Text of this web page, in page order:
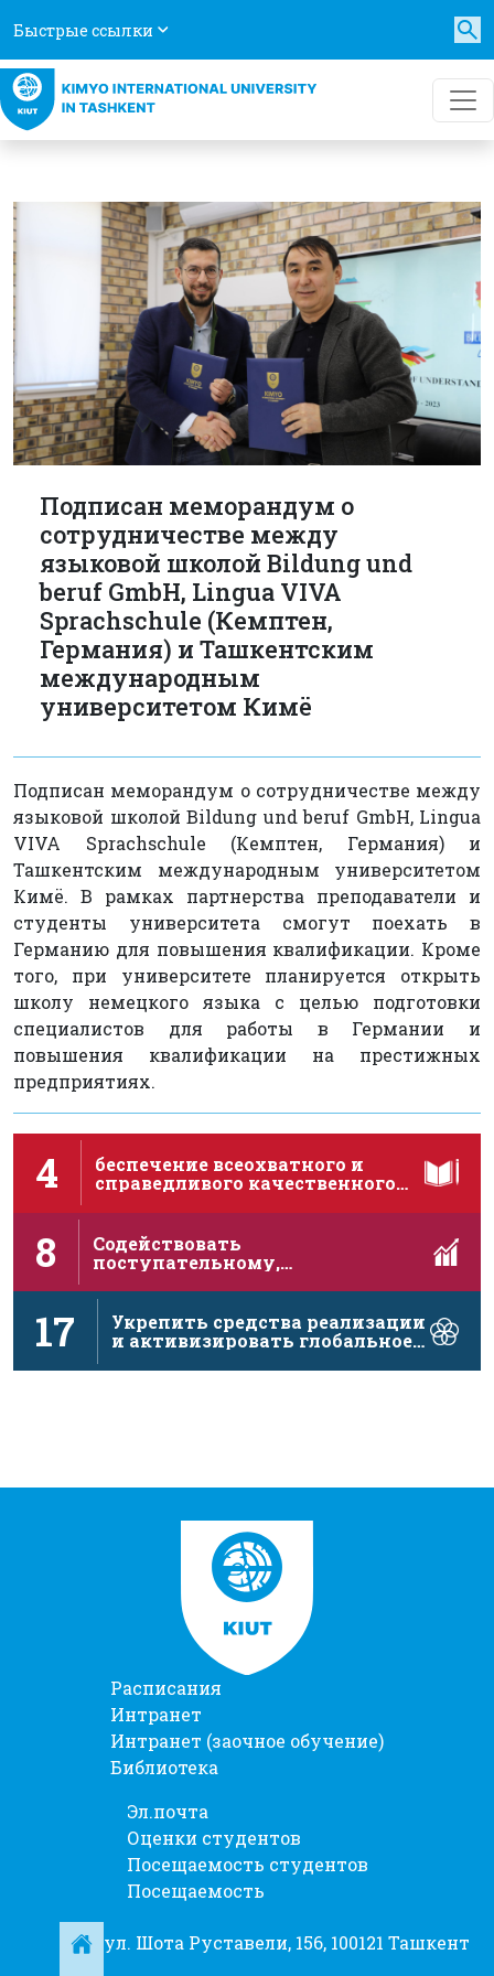
Быстрые ссылки
Подписан меморандум о
сотрудничестве между
языковой школой Bildung und
beruf GmbH, Lingua VIVA
Sprachschule (Кемптен,
Германия) и Ташкентским
международным
университетом Кимё
Подписан меморандум о сотрудничестве между
языковой школой Bildung und beruf GmbH, Lingua
VIVA Sprachschule (Кемптен, Германия) и
Ташкентским международным университетом
Кимё. В рамках партнерства преподаватели и
студенты университета смогут поехать в
Германию для повышения квалификации. Кроме
того, при университете планируется открыть
школу немецкого языка с целью подготовки
специалистов для работы в Германии и
повышения квалификации на престижных
предприятиях.
4
беспечение всеохватного и
справедливого качественного
8
Содействовать
поступательному,
экономическому росту, полной …
17
Укрепить средства реализации
и активизировать глобальное
Расписания
Интранет
Интранет (заочное обучение)
Библиотека
Эл.почта
Оценки студентов
Посещаемость студентов
Посещаемость
ул. Шота Руставели, 156, 100121 Ташкент